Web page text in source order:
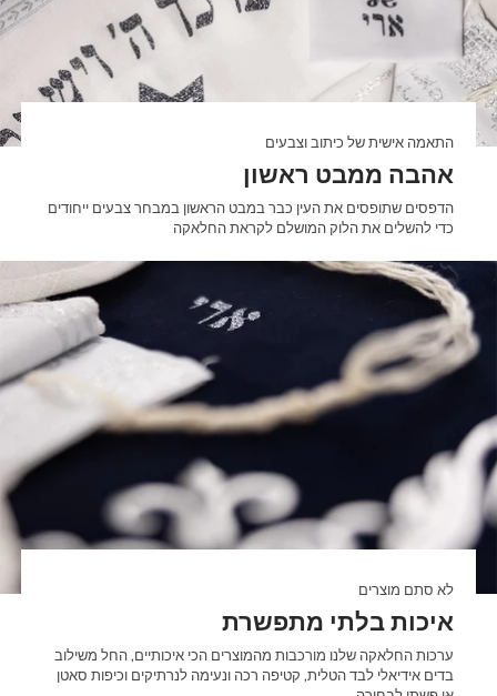
התאמה אישית של כיתוב וצבעים
אהבה ממבט ראשון
הדפסים שתופסים את העין כבר במבט הראשון במבחר צבעים ייחודים
כדי להשלים את הלוק המושלם לקראת החלאקה
לא סתם מוצרים
איכות בלתי מתפשרת
ערכות החלאקה שלנו מורכבות מהמוצרים הכי איכותיים, החל משילוב
בדים אידיאלי לבד הטלית, קטיפה רכה ונעימה לנרתיקים וכיפות סאטן